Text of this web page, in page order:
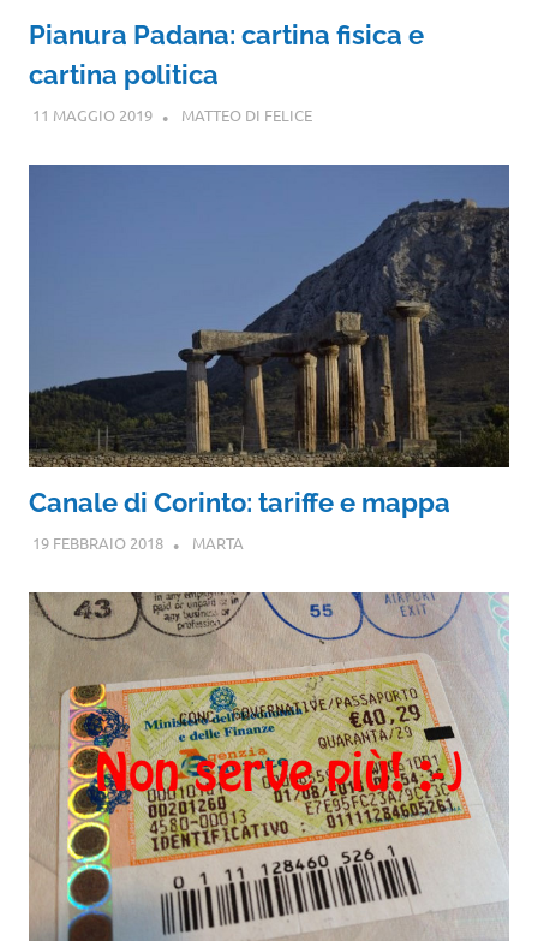
Pianura Padana: cartina fisica e
cartina politica
11 MAGGIO 2019 MATTEO DI FELICE
Canale di Corinto: tariffe e mappa
19 FEBBRAIO 2018 MARTA